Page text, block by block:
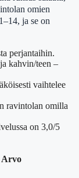
omien
ja se on
perjantaihin.
kahvin/teen –
vaihtelee
ravintolan omilla
on 3,0/5
Arvo